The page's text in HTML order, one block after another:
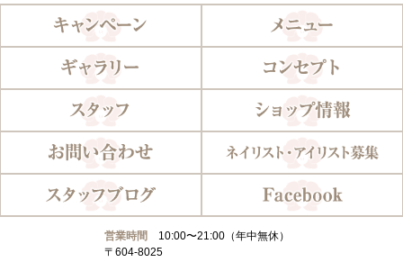
営業時間
10:00〜21:00（年中無休）
〒604-8025